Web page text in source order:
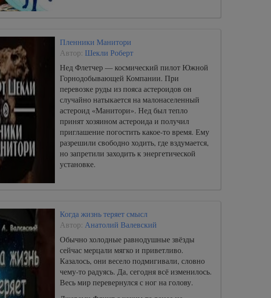
Пленники Манитори
Автор: Шекли Роберт
Нед Флетчер — космический пилот Южной
Горнодобывающей Компании. При
перевозке руды из пояса астероидов он
случайно натыкается на малонаселенный
астероид «Манитори». Нед был тепло
принят хозяином астероида и получил
приглашение погостить какое-то время. Ему
разрешили свободно ходить, где вздумается,
но запретили заходить к энергетической
установке.
Когда жизнь теряет смысл
Автор: Анатолий Валевский
Обычно холодные равнодушные звёзды
сейчас мерцали мягко и приветливо.
Казалось, они весело подмигивали, словно
чему-то радуясь. Да, сегодня всё изменилось.
Весь мир перевернулся с ног на голову.